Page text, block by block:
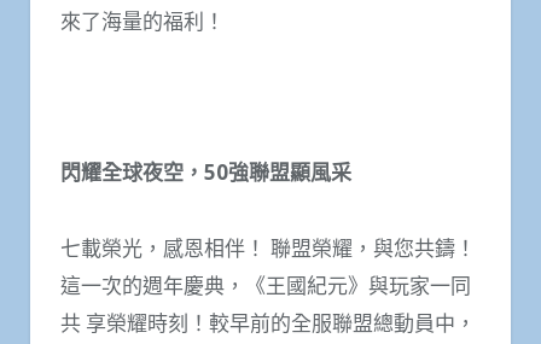
來了海量的福利！
閃耀全球夜空，50強聯盟顯風采
七載榮光，感恩相伴！ 聯盟榮耀，與您共鑄！
這一次的週年慶典，《王國紀元》與玩家一同
共 享榮耀時刻！較早前的全服聯盟總動員中，